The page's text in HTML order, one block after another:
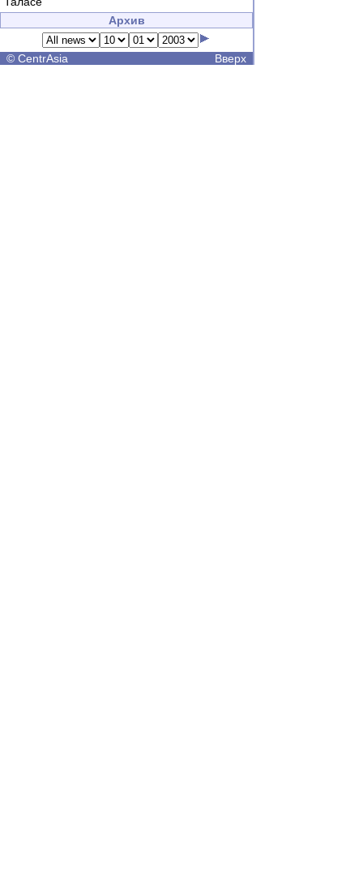
Архив
© CentrAsia Вверх